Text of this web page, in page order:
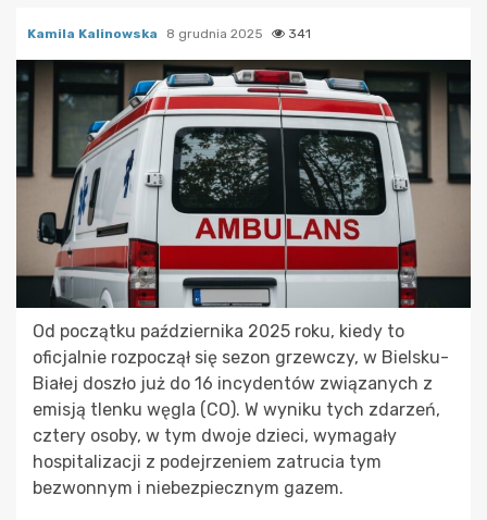
Kamila Kalinowska 8 grudnia 2025 341
Od początku października 2025 roku, kiedy to
oficjalnie rozpoczął się sezon grzewczy, w Bielsku-
Białej doszło już do 16 incydentów związanych z
emisją tlenku węgla (CO). W wyniku tych zdarzeń,
cztery osoby, w tym dwoje dzieci, wymagały
hospitalizacji z podejrzeniem zatrucia tym
bezwonnym i niebezpiecznym gazem.